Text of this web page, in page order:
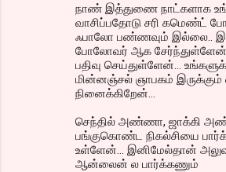
நாண் இத்துணை நாட்களாக
வாசிப்பதோடு சரி கமெண்ட்
ஃபாலோ பண்ணவும் இல்லை..
போலோவர் ஆக
பதிவு செய்துள்ளேன்...
மின்னஞ்சல் ஞாபகம்
நினைக்கிறேன்...
செந்தில் அண்ணா, ஜாக்கி
பங்குகொண்ட நிகல்சியை
உள்ளேன்... இனிமேல்தான்
ஆன்லைன் ல பார்க்கணும்